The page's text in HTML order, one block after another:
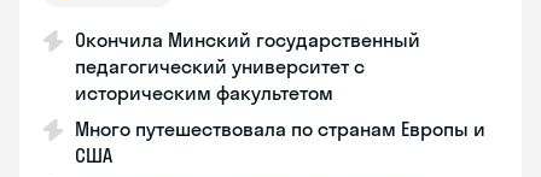
Окончила Минский государственный
педагогический университет с
историческим факультетом
Много путешествовала по странам Европы и
США